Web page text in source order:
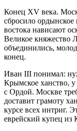
Конец XV века.
сбросило ордынское
востока нависают
Великое княжество
объединились,
конец.
Иван III понимал:
Крымское ханство,
с Ордой. Москве
доставит грамоту
курсе всех интриг.
еврейский купец